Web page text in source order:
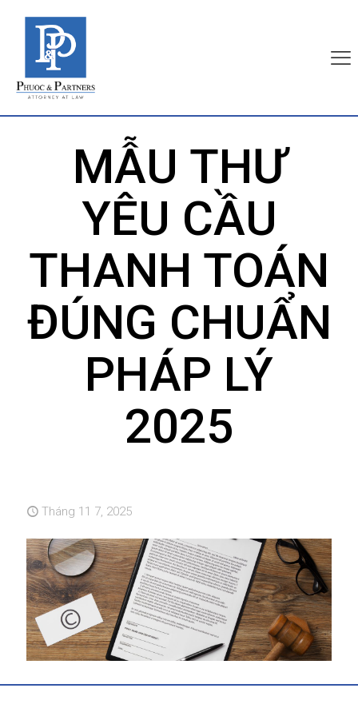
MẪU THƯ
YÊU CẦU
THANH TOÁN
ĐÚNG CHUẨN
PHÁP LÝ
2025
Tháng 11 7, 2025